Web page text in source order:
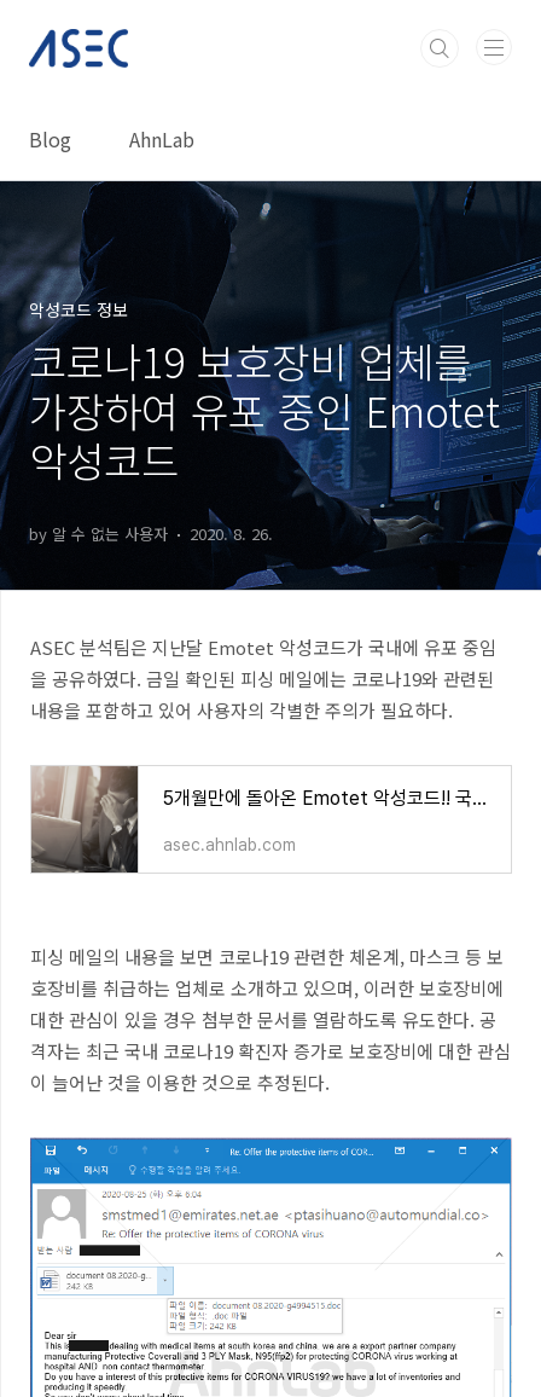
Blog AhnLab
악성코드 정보
코로나19 보호장비 업체를
가장하여 유포 중인 Emotet
악성코드
by 알 수 없는 사용자 2020. 8. 26.
ASEC분석팀은 지난달 Emotet 악성코드가 국내에 유포 중임
을 공유하였다. 금일 확인된 피싱 메일에는 코로나19와 관련된
내용을 포함하고 있어 사용자의 각별한 주의가 필요하다.
5개월만에 돌아온 Emotet 악성코드!! 국내 유포 중
asec.ahnlab.com
피싱 메일의 내용을 보면 코로나19 관련한 체온계, 마스크 등 보
호장비를 취급하는 업체로 소개하고 있으며, 이러한 보호장비에
대한 관심이 있을 경우 첨부한 문서를 열람하도록 유도한다. 공
격자는 최근 국내 코로나19 확진자 증가로 보호장비에 대한 관심
이 늘어난 것을 이용한 것으로 추정된다.